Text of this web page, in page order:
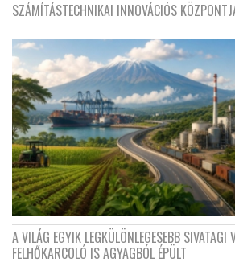
SZÁMÍTÁSTECHNIKAI INNOVÁCIÓS
A VILÁG EGYIK LEGKÜLÖNLEGESEBB
FELHŐKARCOLÓ IS AGYAGBÓL ÉPÜLT